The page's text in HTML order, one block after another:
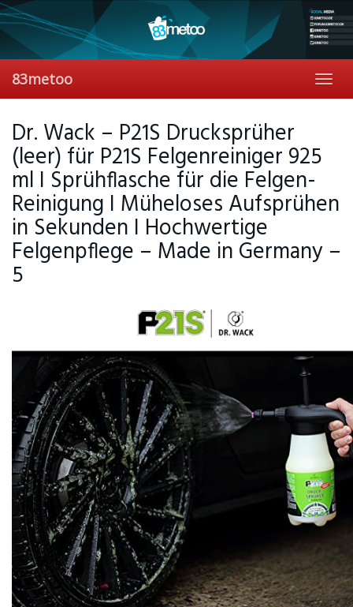
Skip
to
content
83metoo
Dr. Wack – P21S Drucksprüher
(leer) für P21S Felgenreiniger 925
ml I Sprühflasche für die Felgen-
Reinigung I Müheloses Aufsprühen
in Sekunden I Hochwertige
Felgenpflege – Made in Germany –
5